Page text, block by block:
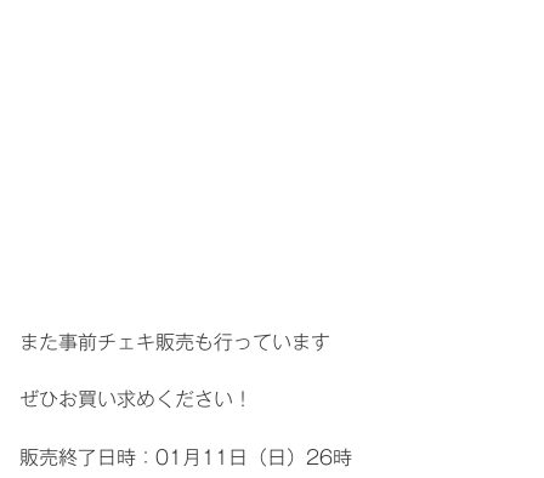
また事前チェキ販売も行っています
ぜひお買い求めください！
販売終了日時：01月11日（日）26時